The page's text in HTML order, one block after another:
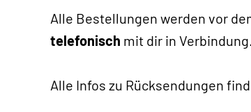
Alle Bestellungen werden vor
telefonisch mit dir in Verbindung.
Alle Infos zu Rücksendungen